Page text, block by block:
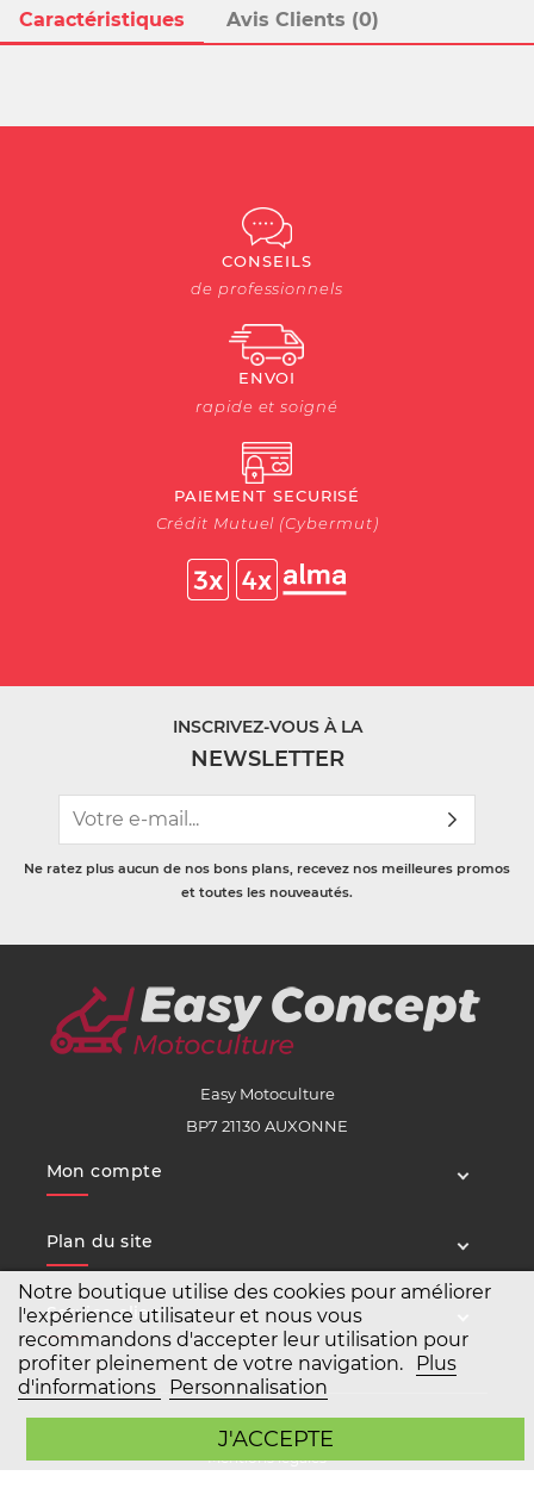
Notre boutique utilise des cookies pour améliorer
l'expérience utilisateur et nous vous
recommandons d'accepter leur utilisation pour
profiter pleinement de votre navigation.
Plus
d'informations
Personnalisation
J'ACCEPTE
Caractéristiques Avis Clients (0)
CONSEILS
de professionnels
ENVOI
rapide et soigné
PAIEMENT SECURISÉ
Crédit Mutuel (Cybermut)
INSCRIVEZ-VOUS À LA
NEWSLETTER
Ne ratez plus aucun de nos bons plans, recevez nos meilleures promos
et toutes les nouveautés.
Easy Motoculture
BP7 21130 AUXONNE
Mon compte
Plan du site
Service client
Mentions légales